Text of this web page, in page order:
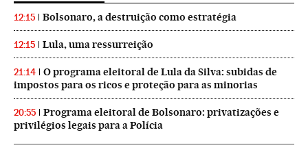
12:15 Bolsonaro, a destruição como estratégia
12:15 Lula, uma ressurreição
21:14
O programa eleitoral de Lula da Silva: subidas de
impostos para os ricos e proteção para as minorias
20:55
Programa eleitoral de Bolsonaro: privatizações e
privilégios legais para a Polícia